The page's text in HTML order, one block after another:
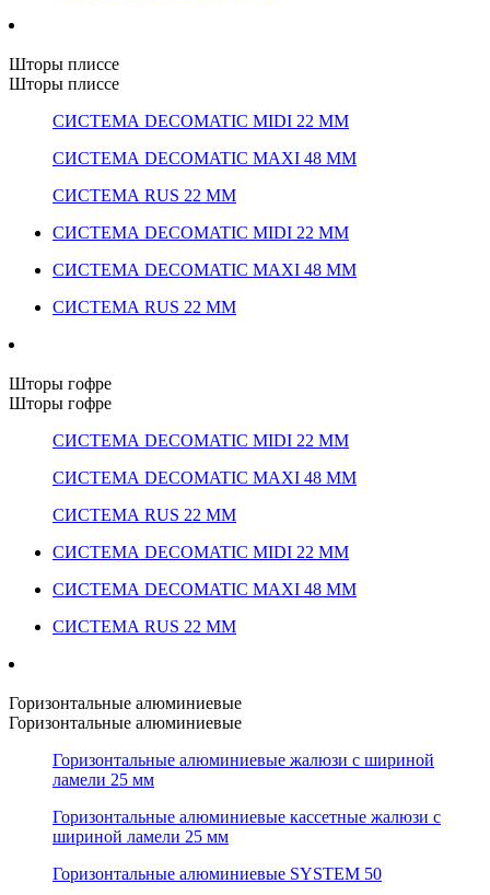
Шторы плиссе
Шторы плиссе
СИСТЕМА DECOMATIC MIDI 22 ММ
СИСТЕМА DECOMATIC MAXI 48 ММ
СИСТЕМА RUS 22 ММ
СИСТЕМА DECOMATIC MIDI 22 ММ
СИСТЕМА DECOMATIC MAXI 48 ММ
СИСТЕМА RUS 22 ММ
Шторы гофре
Шторы гофре
СИСТЕМА DECOMATIC MIDI 22 ММ
СИСТЕМА DECOMATIC MAXI 48 ММ
СИСТЕМА RUS 22 ММ
СИСТЕМА DECOMATIC MIDI 22 ММ
СИСТЕМА DECOMATIC MAXI 48 ММ
СИСТЕМА RUS 22 ММ
Горизонтальные алюминиевые
Горизонтальные алюминиевые
Горизонтальные алюминиевые жалюзи с шириной
ламели 25 мм
Горизонтальные алюминиевые кассетные жалюзи с
шириной ламели 25 мм
Горизонтальные алюминиевые SYSTEM 50